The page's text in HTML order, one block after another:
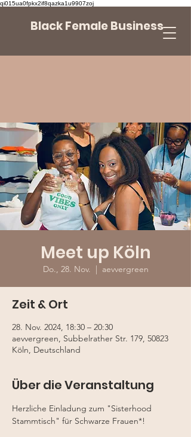
qi015ua0fpkx2if8qazka1u9907zoj
Black Female Business
Meet up Köln
Do., 28. Nov.
  |
aevvergreen
Zeit & Ort
28. Nov. 2024, 18:30 – 20:30
aevvergreen, Subbelrather Str. 179, 50823
Köln, Deutschland
Über die Veranstaltung
Herzliche Einladung zum "Sisterhood
Stammtisch" für Schwarze Frauen*!